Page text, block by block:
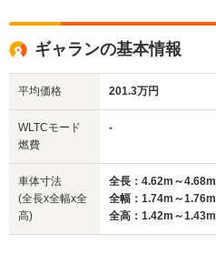
サイズ
(全長x全幅x全高)
全高
1.4m～1.42m
ギャランの基本情報
平均価格 201.3万円
WLTCモード
燃費
-
車体寸法
(全長x全幅x全
高)
全長：4.62m～4.68m
全幅：1.74m～1.76m
全高：1.42m～1.43m